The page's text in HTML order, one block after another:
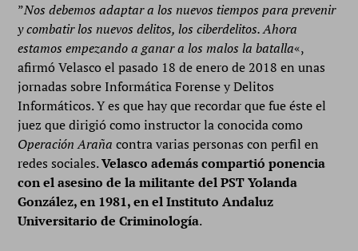
”Nos debemos adaptar a los nuevos tiempos para prevenir
y combatir los nuevos delitos, los ciberdelitos. Ahora
estamos empezando a ganar a los malos la batalla«,
afirmó Velasco el pasado 18 de enero de 2018 en unas
jornadas sobre Informática Forense y Delitos
Informáticos. Y es que hay que recordar que fue éste el
juez que dirigió como instructor la conocida como
Operación Araña contra varias personas con perfil en
redes sociales.Velasco además compartió ponencia
con el asesino de la militante del PST Yolanda
González, en 1981, en el Instituto Andaluz
Universitario de Criminología.